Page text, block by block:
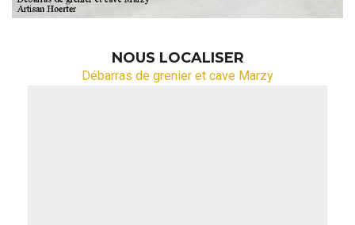
NOUS LOCALISER
Débarras de grenier et cave Marzy